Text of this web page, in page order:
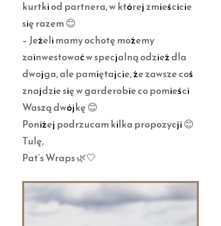
kurtki od partnera, w której zmieścicie
się razem 😊
– Jeżeli mamy ochotę możemy
zainwestować w specjalną odzież dla
dwojga, ale pamiętajcie, że zawsze coś
znajdzie się w garderobie co pomieści
Waszą dwójkę 😊
Poniżej podrzucam kilka propozycji 😊
Tulę,
Pat’s Wraps 🌿🤍